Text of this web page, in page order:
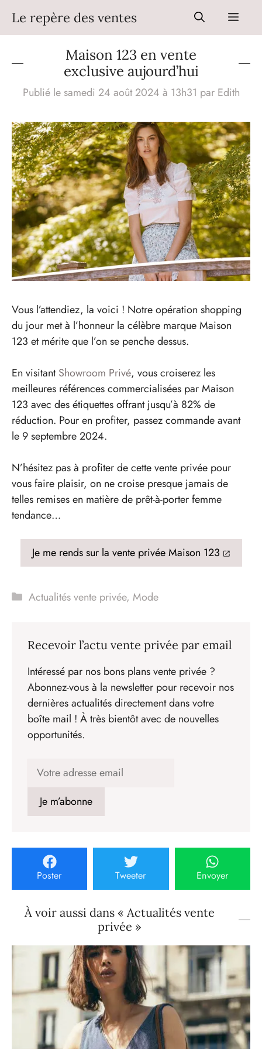
contenu
Le repère des ventes Menu
Maison 123 en vente
exclusive aujourd’hui
Publié le samedi 24 août 2024 à 13h31 par Edith
Vous l’attendiez, la voici ! Notre opération shopping
du jour met à l’honneur la célèbre marque Maison
123 et mérite que l’on se penche dessus.
En visitantShowroom Privé, vous croiserez les
meilleures références commercialisées par Maison
123 avec des étiquettes offrant jusqu’à 82% de
réduction. Pour en profiter, passez commande avant
le 9 septembre 2024.
N’hésitez pas à profiter de cette vente privée pour
vous faire plaisir, on ne croise presque jamais de
telles remises en matière de prêt-à-porter femme
tendance…
Je me rends sur la vente privée Maison 123
Catégories
Actualités vente privée, Mode
Recevoir l’actu vente privée par email
Intéressé par nos bons plans vente privée ?
Abonnez-vous à la newsletter pour recevoir nos
dernières actualités directement dans votre
boîte mail ! À très bientôt avec de nouvelles
opportunités.
Poster Tweeter Envoyer
À voir aussi dans « Actualités vente
privée »